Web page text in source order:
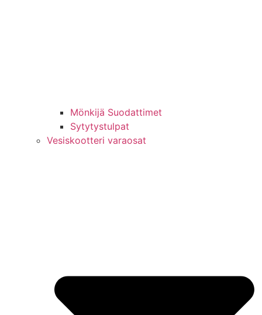
Mönkijä Suodattimet
Sytytystulpat
Vesiskootteri varaosat